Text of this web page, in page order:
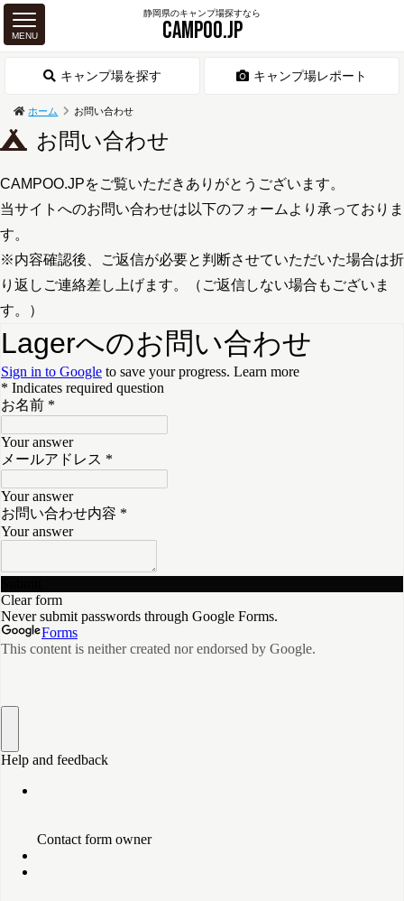
静岡県のキャンプ場探すなら
CAMPOO.JP
MENU
キャンプ場を探す キャンプ場レポート
ホーム お問い合わせ
お問い合わせ
CAMPOO.JPをご覧いただきありがとうございます。
当サイトへのお問い合わせは以下のフォームより承っておりま
す。
※内容確認後、ご返信が必要と判断させていただいた場合は折
り返しご連絡差し上げます。（ご返信しない場合もございま
す。）